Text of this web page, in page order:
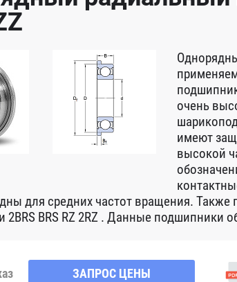
очень
имеют
высокой
для средних частот вращения.
2BRS BRS RZ 2RZ . Данные подшипники
ЗАПРОС ЦЕНЫ